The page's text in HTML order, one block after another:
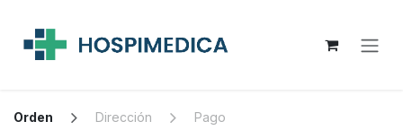
Orden Dirección Pago